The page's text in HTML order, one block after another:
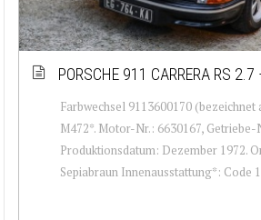
PORSCHE 911 CARRERA RS
Farbwechsel 9113600170 (bezeichnet
M472*. Motor-Nr.: 6630167, Getriebe-
Produktionsdatum: Dezember 1972.
Sepiabraun Innenausstattung*: Code